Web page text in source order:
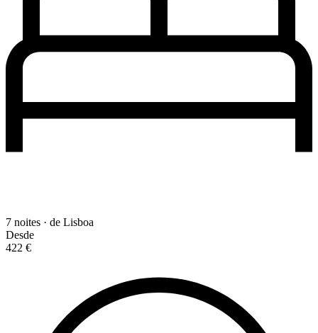
7 noites · de Lisboa
Desde
422 €